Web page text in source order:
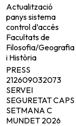
Actualització
panys sistema
control d’accés
Facultats de
Filosofia/Geografia
i Història
PRESS
212609032073
SERVEI
SEGURETAT CAPS
SETMANA C
MUNDET 2026